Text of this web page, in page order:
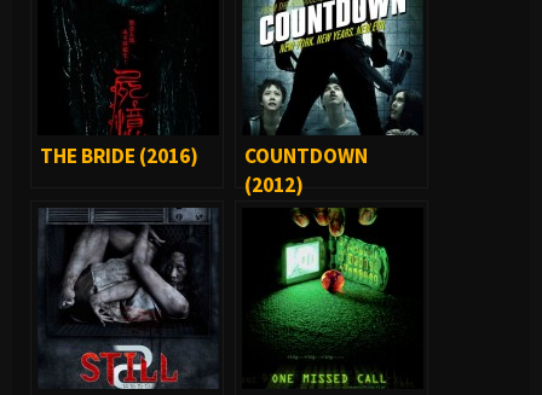
THE BRIDE (2016)
COUNTDOWN
(2012)